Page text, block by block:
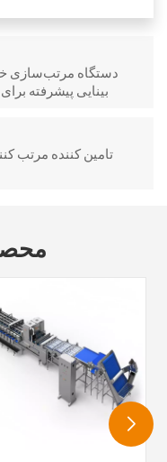
دستگاه مرتب‌سازی
بینایی پیشرفته
تامین کننده مرتب